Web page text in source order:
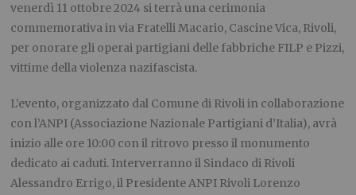
venerdì 11 ottobre 2024 si terrà una cerimonia
commemorativa in via Fratelli Macario, Cascine Vica, Rivoli,
per onorare gli operai partigiani delle fabbriche FILP e Pizzi,
vittime della violenza nazifascista.
L’evento, organizzato dal Comune di Rivoli in collaborazione
con l’ANPI (Associazione Nazionale Partigiani d’Italia), avrà
inizio alle ore 10:00 con il ritrovo presso il monumento
dedicato ai caduti. Interverranno il Sindaco di Rivoli
Alessandro Errigo, il Presidente ANPI Rivoli Lorenzo